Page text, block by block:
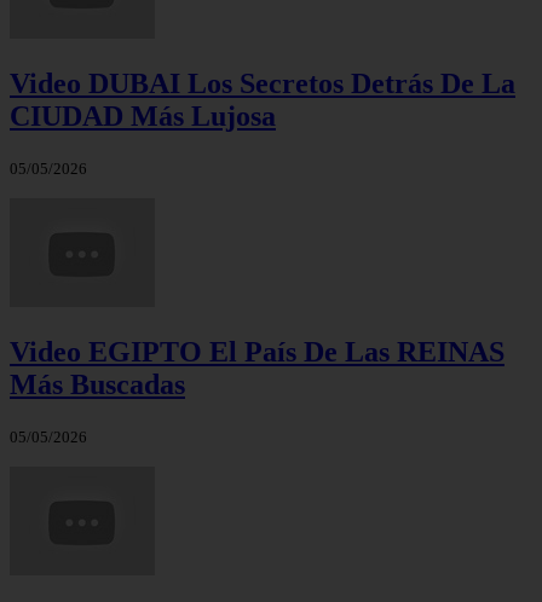
Video DUBAI Los Secretos Detrás De La
CIUDAD Más Lujosa
05/05/2026
Video EGIPTO El País De Las REINAS
Más Buscadas
05/05/2026